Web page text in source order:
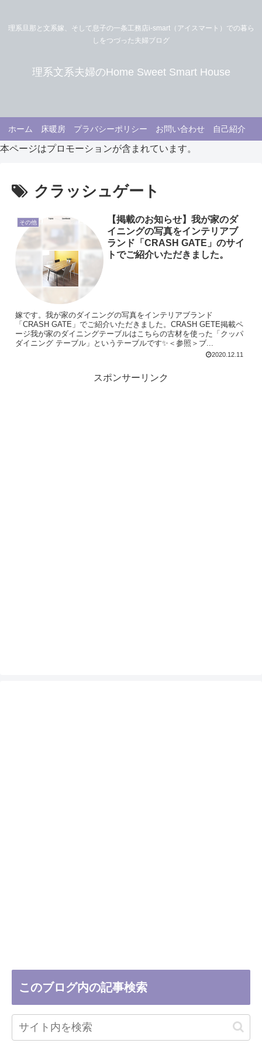
理系旦那と文系嫁、そして息子の一条工務店i-smart（アイスマート）での暮ら
しをつづった夫婦ブログ
理系文系夫婦のHome Sweet Smart House
ホーム 床暖房 プラバシーポリシー お問い合わせ 自己紹介
本ページはプロモーションが含まれています。
クラッシュゲート
その他
【掲載のお知らせ】我が家のダ
イニングの写真をインテリアブ
ランド「CRASH GATE」のサイ
トでご紹介いただきました。
嫁です。我が家のダイニングの写真をインテリアブランド
「CRASH GATE」でご紹介いただきました。CRASH GETE掲載ペ
ージ我が家のダイニングテーブルはこちらの古材を使った「クッパ
ダイニング テーブル」というテーブルです✨＜参照＞ブ...
2020.12.11
スポンサーリンク
このブログ内の記事検索